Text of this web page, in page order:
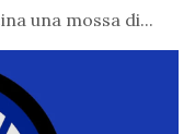
una mossa di...